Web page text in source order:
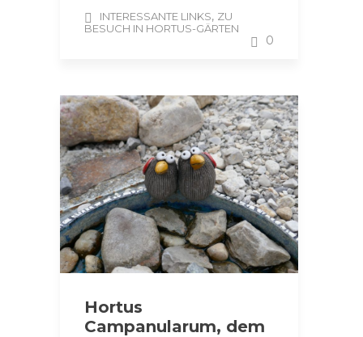
INTERESSANTE LINKS, ZU
BESUCH IN HORTUS-GÄRTEN
0
Hortus
Campanularum, dem